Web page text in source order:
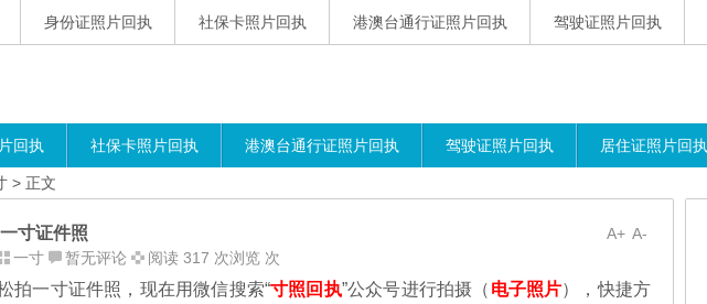
身份证照片回执 社保卡照片回执 港澳台通行证照片回执 驾驶证照片回执
回执 社保卡照片回执 港澳台通行证照片回执 驾驶证照片回执 居住证照片回执
> 正文
A-
A+
寸证件照
一寸 暂无评论 阅读 317 次浏览 次
拍一寸证件照，现在用微信搜索“寸照回执”公众号进行拍摄（ 电子照片），快捷方